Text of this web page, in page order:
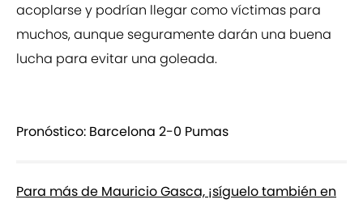
acoplarse y podrían llegar como víctimas para
muchos, aunque seguramente darán una buena
lucha para evitar una goleada.
Pronóstico: Barcelona 2-0 Pumas
Para más de Mauricio Gasca, ¡síguelo también en